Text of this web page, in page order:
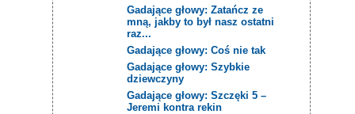
Gadające głowy: Zatańcz ze
mną, jakby to był nasz ostatni
raz...
Gadające głowy: Coś nie tak
Gadające głowy: Szybkie
dziewczyny
Gadające głowy: Szczęki 5 –
Jeremi kontra rekin